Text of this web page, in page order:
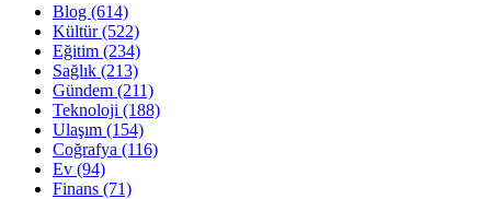
Blog (614)
Kültür(522)
Eğitim (234)
Sağlık (213)
Gündem (211)
Teknoloji (188)
Ulaşım (154)
Coğrafya (116)
Ev (94)
Finans (71)